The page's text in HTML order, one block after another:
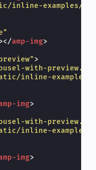
inline-examples/
amp-img>
>
with-
inline-examples/
img>
with-
inline-examples/
img>